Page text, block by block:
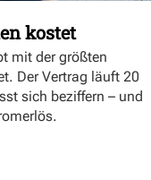
kostet
mit der größten
Der Vertrag läuft 20
sich beziffern – und